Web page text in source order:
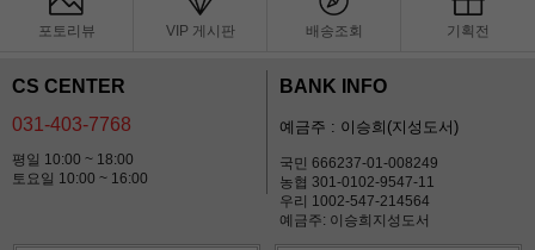
포토리뷰 VIP 게시판 배송조회 기획전
CS CENTER
031-403-7768
평일 10:00 ~ 18:00
토요일 10:00 ~ 16:00
BANK INFO
예금주 : 이승희(지성도서)
국민 666237-01-008249
농협 301-0102-9547-11
우리 1002-547-214564
예금주: 이승희지성도서